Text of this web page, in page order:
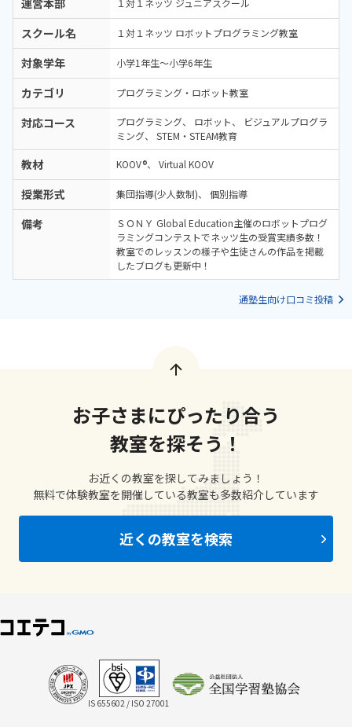
運営本部 １対１ネッツ ジュニアスクール
スクール名 １対１ネッツ ロボットプログラミング教室
対象学年 小学1年生～小学6年生
カテゴリ プログラミング・ロボット教室
対応コース プログラミング ロボット
ビジュアルプログラ
ミング
STEM・STEAM教育
教材 KOOV® Virtual KOOV
授業形式 集団指導(少人数制) 個別指導
備考
ＳＯＮＹ Global Education主催のロボットプログ
ラミングコンテストでネッツ生の受賞実績多数！
教室でのレッスンの様子や生徒さんの作品を掲載
したブログも更新中！
通塾生向け口コミ投稿
お子さまにぴったり合う
教室を探そう！
お近くの教室を探してみましょう！
無料で体験教室を開催している教室も多数紹介しています
近くの教室を検索
IS 655602 / ISO 27001